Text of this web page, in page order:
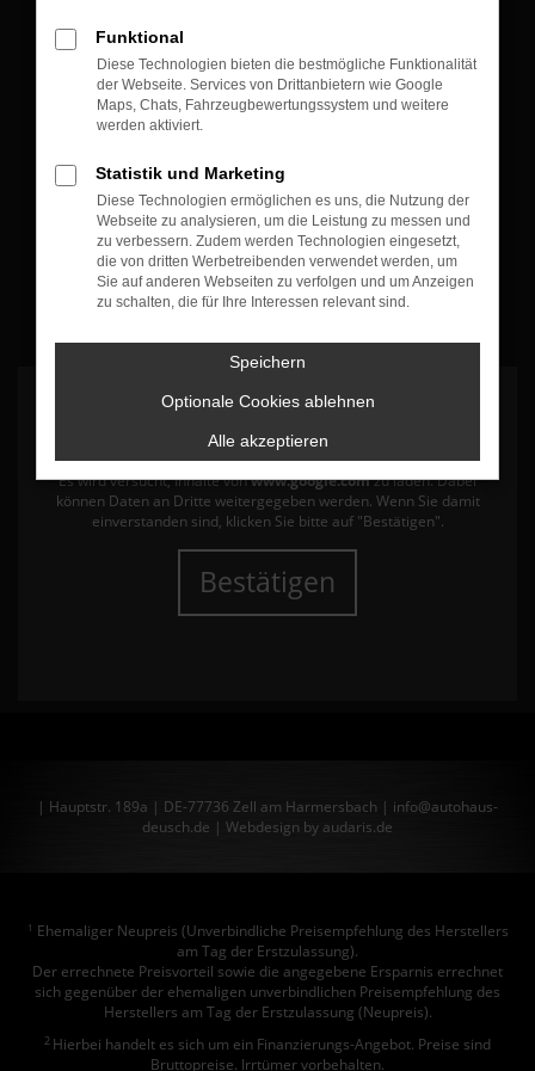
Montag bis Freitag:
07:30 bis 12:30 Uhr
13:30 bis 17:30 Uhr
+49 7835 - 540394 0
Es wird versucht, Inhalte vonwww.google.comzu laden. Dabei
können Daten an Dritte weitergegeben werden. Wenn Sie damit
einverstanden sind, klicken Sie bitte auf "Bestätigen".
Bestätigen
| Hauptstr. 189a | DE-77736 Zell am Harmersbach | info@autohaus-
deusch.de | Webdesign by audaris.de
1 Ehemaliger Neupreis (Unverbindliche Preisempfehlung des Herstellers
am Tag der Erstzulassung).
Der errechnete Preisvorteil sowie die angegebene Ersparnis errechnet
sich gegenüber der ehemaligen unverbindlichen Preisempfehlung des
Herstellers am Tag der Erstzulassung (Neupreis).
2 Hierbei handelt es sich um ein Finanzierungs-Angebot. Preise sind
Bruttopreise. Irrtümer vorbehalten.
Funktional
Diese Technologien bieten die bestmögliche Funktionalität
der Webseite. Services von Drittanbietern wie Google
Maps, Chats, Fahrzeugbewertungssystem und weitere
werden aktiviert.
Statistik und Marketing
Diese Technologien ermöglichen es uns, die Nutzung der
Webseite zu analysieren, um die Leistung zu messen und
zu verbessern. Zudem werden Technologien eingesetzt,
die von dritten Werbetreibenden verwendet werden, um
Sie auf anderen Webseiten zu verfolgen und um Anzeigen
zu schalten, die für Ihre Interessen relevant sind.
Speichern
Optionale Cookies ablehnen
Alle akzeptieren